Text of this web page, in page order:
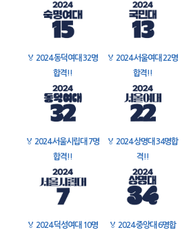
🏅 2024 동덕여대 32명
합격!!
🏅 2024 서울여대 22명
합격!!
🏅 2024 서울시립대 7명
합격!!
🏅 2024 상명대 34명합
격!!
🏅 2024 덕성여대 10명
🏅 2024 중앙대 6명합